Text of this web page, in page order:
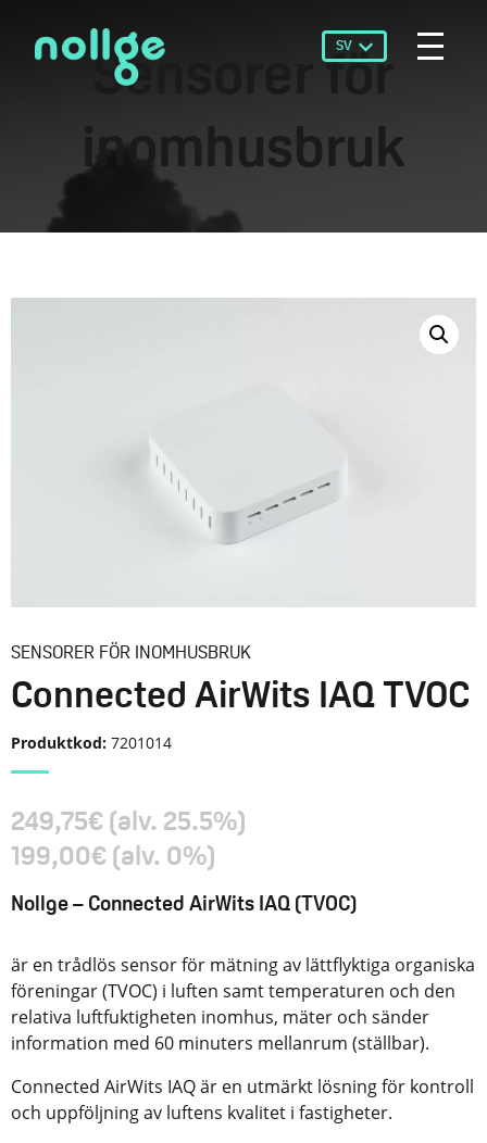
SV
Sensorer för
inomhusbruk
SENSORER FÖR INOMHUSBRUK
Connected AirWits IAQ TVOC
Produktkod: 7201014
249,75€ (alv. 25.5%)
199,00€ (alv. 0%)
Nollge – Connected AirWits IAQ (TVOC)
är en trådlös sensor för mätning av lättflyktiga organiska
föreningar (TVOC) i luften samt temperaturen och den
relativa luftfuktigheten inomhus, mäter och sänder
information med 60 minuters mellanrum (ställbar).
Connected AirWits IAQ är en utmärkt lösning för kontroll
och uppföljning av luftens kvalitet i fastigheter.